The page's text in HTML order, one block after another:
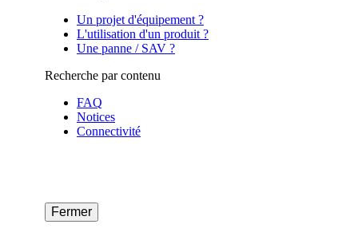
Un projet d'équipement ?
L'utilisation d'un produit ?
Une panne / SAV ?
Recherche par contenu
FAQ
Notices
Connectivité
Fermer